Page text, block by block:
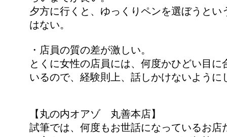
夕方に行くと、ゆっくりペンを選ぼうとい
はない。
・店員の質の差が激しい。
とくに女性の店員には、何度かひどい目に
いるので、経験則上、話しかけないように
【丸の内オアゾ 丸善本店】
試筆では、何度もお世話になっているお店